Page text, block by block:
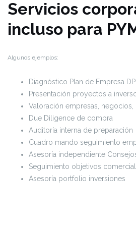
Servicios
incluso para
Algunos ejemplos:
Diagnóstico Plan de Empresa
Presentación proyectos a
Valoración empresas, negocios,
Due Diligence de compra
Auditoría interna de preparación
Cuadro mando seguimiento
Asesoría independiente
Seguimiento objetivos
Asesoría portfolio inversiones